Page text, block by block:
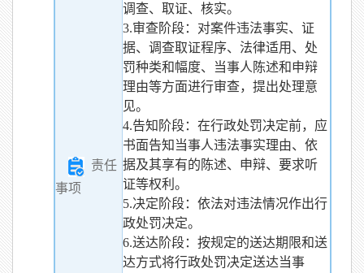
责任
事项
调查、取证、核实。
3.审查阶段：对案件违法事实、证
据、调查取证程序、法律适用、处
罚种类和幅度、当事人陈述和申辩
理由等方面进行审查，提出处理意
见。
4.告知阶段：在行政处罚决定前，应
书面告知当事人违法事实理由、依
据及其享有的陈述、申辩、要求听
证等权利。
5.决定阶段：依法对违法情况作出行
政处罚决定。
6.送达阶段：按规定的送达期限和送
达方式将行政处罚决定送达当事